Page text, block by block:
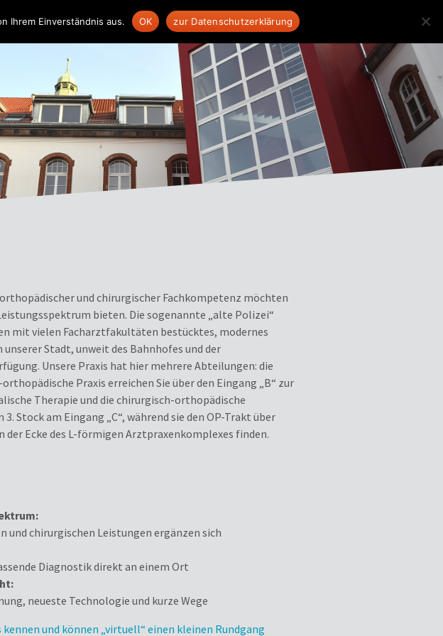
und chirurgischer Fachkompetenz möchten
bieten. Die sogenannte „alte Polizei“
mit vielen Facharztfakultäten bestücktes, modernes
Stadt, unweit des Bahnhofes und der
Unsere Praxis hat hier mehrere Abteilungen: die
Praxis erreichen Sie über den Eingang „B“ zur
Therapie und die chirurgisch-orthopädische
Stock am Eingang „C“, während sie den OP-Trakt über
der Ecke des L-förmigen Arztpraxenkomplexes finden.
und chirur­gischen Leistungen ergänzen sich
Diagnostik direkt an einem Ort
neueste Technologie und kurze Wege
kennen und können „virtuell“ einen kleinen Rundgang
Ihrem Einverständnis aus. OK zur Datenschutzerklärung